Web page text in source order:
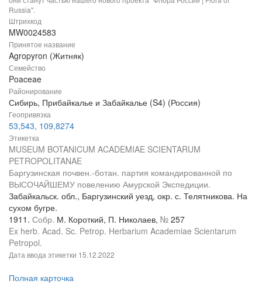
Russia".
Штрихкод
MW0024583
Принятое название
Agropyron (Житняк)
Семейство
Poaceae
Районирование
Сибирь, Прибайкалье и Забайкалье (S4) (Россия)
Геопривязка
53,543, 109,8274
Этикетка
MUSEUM BOTANICUM ACADEMIAE SCIENTARUM
PETROPOLITANAE
Баргузинская почвен.-ботан. партия командированной по
ВЫСОЧАЙШЕМУ повелению Амурской Экспедиции.
Забайкальск. обл., Баргузинский уезд, окр. с. Телятникова. На
сухом бугре.
1911. Собр. М. Короткий, П. Николаев, № 257
Ex herb. Acad. Sc. Petrop. Herbarium Academiae Scientarum
Petropol.
Дата ввода этикетки 15.12.2022
Полная карточка